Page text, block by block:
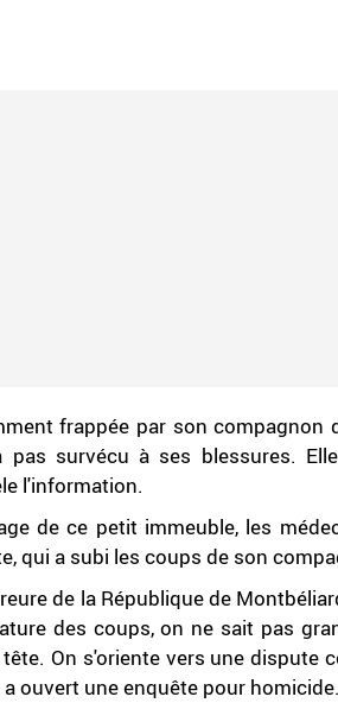
frappée par son compagnon
survécu à ses blessures.
l'information.
de ce petit immeuble, les
qui a subi les coups de son
de la République de
des coups, on ne sait pas
On s'oriente vers une dispute
ouvert une enquête pour homicide.